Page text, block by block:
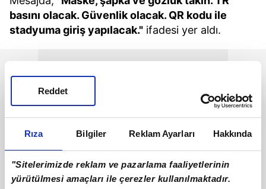
Rıza Bilgiler Reklam Ayarları Hakkında
"Sitelerimizde reklam ve pazarlama faaliyetlerinin
yürütülmesi amaçları ile çerezler kullanılmaktadır.
Reddet
basını olacak. Güvenlik olacak. QR kodu ile
stadyuma giriş yapılacak." ifadesi yer aldı.